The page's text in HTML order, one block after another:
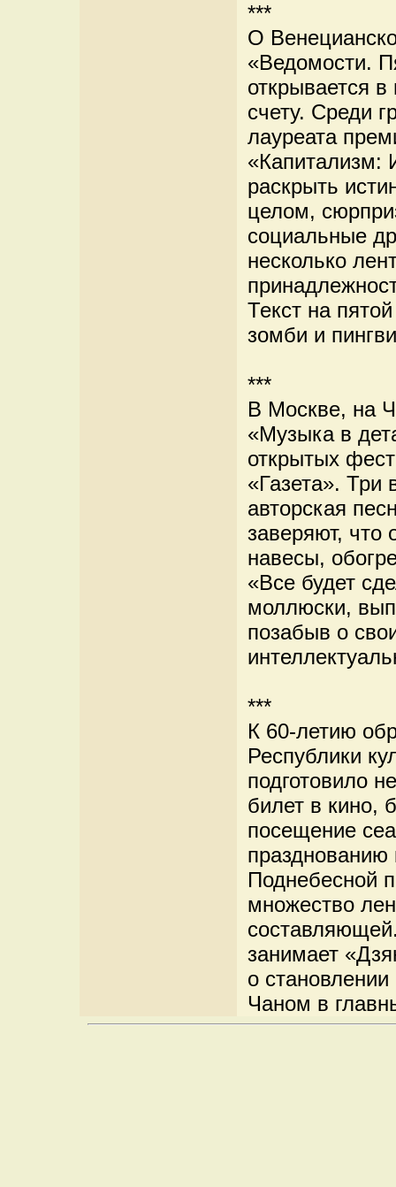
***
О
«Ведомости.
открывается
счету. Среди
лауреата
«Капитализм:
раскрыть
целом,
социальные
несколько
Текст на
зомби и
***
В Москве, на
«Музыка в
открытых
«Газета». Три
авторская
заверяют, что
навесы,
«Все будет
моллюски,
позабыв о
***
К 60-летию
Республики
подготовило
билет в кино,
посещение
празднованию
Поднебесной
множество
занимает
о
Чаном в